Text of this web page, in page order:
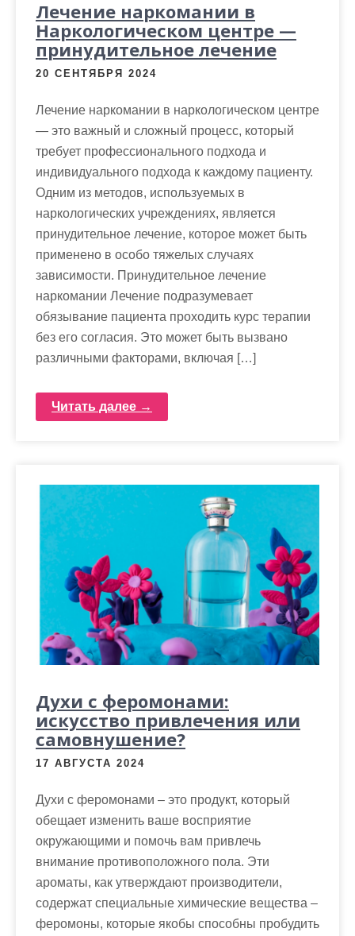
Лечение наркомании в
Наркологическом центре —
принудительное лечение
20 СЕНТЯБРЯ 2024
Лечение наркомании в наркологическом центре
— это важный и сложный процесс, который
требует профессионального подхода и
индивидуального подхода к каждому пациенту.
Одним из методов, используемых в
наркологических учреждениях, является
принудительное лечение, которое может быть
применено в особо тяжелых случаях
зависимости. Принудительное лечение
наркомании Лечение подразумевает
обязывание пациента проходить курс терапии
без его согласия. Это может быть вызвано
различными факторами, включая […]
Читать далее →
Духи с феромонами:
искусство привлечения или
самовнушение?
17 АВГУСТА 2024
Духи с феромонами – это продукт, который
обещает изменить ваше восприятие
окружающими и помочь вам привлечь
внимание противоположного пола. Эти
ароматы, как утверждают производители,
содержат специальные химические вещества –
феромоны, которые якобы способны пробудить